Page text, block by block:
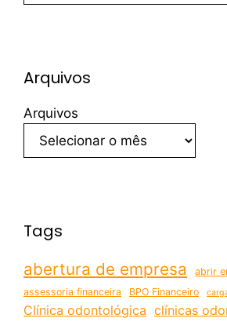
Arquivos
Arquivos
Tags
abertura de empresa
abrir
assessoria financeira
BPO Financeiro
Clínica odontológica clínicas